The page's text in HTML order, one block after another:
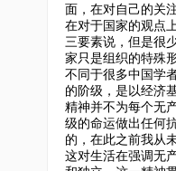
面，在对自己的关
在对于国家的观点
三要素说，但是很
家只是组织的特殊
不同于很多中国学
的阶级，是以经济
精神并不为每个无
级的命运做出任何
的，在此之前我从
这对生活在强调无